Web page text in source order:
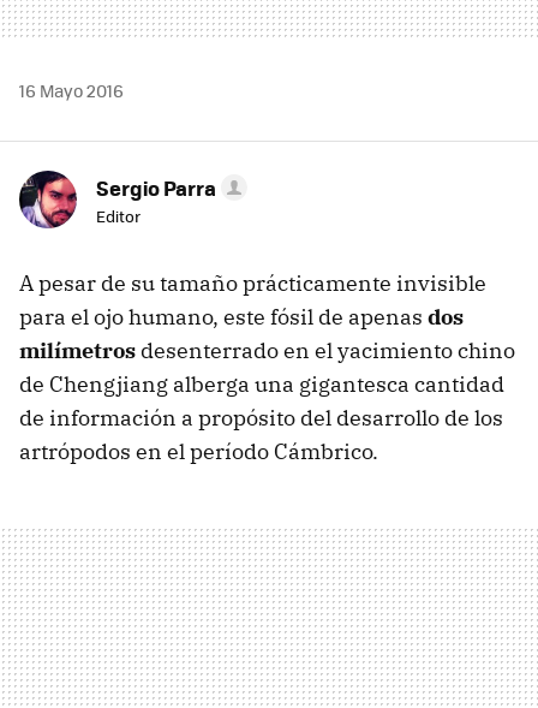
16 Mayo 2016
Sergio Parra
Editor
A pesar de su tamaño prácticamente invisible
para el ojo humano, este fósil de apenas dos
milímetros desenterrado en el yacimiento chino
de Chengjiang alberga una gigantesca cantidad
de información a propósito del desarrollo de los
artrópodos en el período Cámbrico.